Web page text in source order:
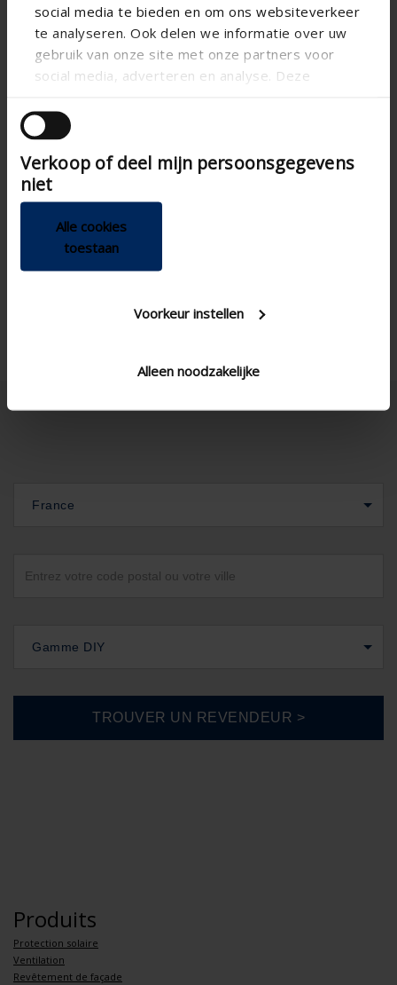
social media te bieden en om ons websiteverkeer
te analyseren. Ook delen we informatie over uw
gebruik van onze site met onze partners voor
social media, adverteren en analyse. Deze
andere informatie die u aan ze heeft verstrekt of
die ze hebben verzameld op basis van uw gebruik
van hun services.
Verkoop of deel mijn persoonsgegevens
niet
Alle cookies
toestaan
Voorkeur instellen
Alleen noodzakelijke
France
Gamme DIY
Produits
Protection solaire
Ventilation
Revêtement de façade